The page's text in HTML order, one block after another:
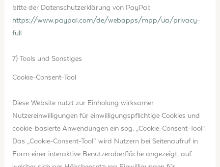
bitte der Datenschutzerklärung von PayPal:
https://www.paypal.com/de/webapps/mpp/ua/privacy-
full
7) Tools und Sonstiges
Cookie-Consent-Tool
Diese Website nutzt zur Einholung wirksamer
Nutzereinwilligungen für einwilligungspflichtige Cookies und
cookie-basierte Anwendungen ein sog. „Cookie-Consent-Tool“.
Das „Cookie-Consent-Tool“ wird Nutzern bei Seitenaufruf in
Form einer interaktive Benutzeroberfläche angezeigt, auf